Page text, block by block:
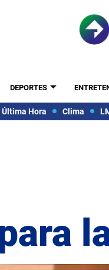
DEPORTES
Última Hora Clima